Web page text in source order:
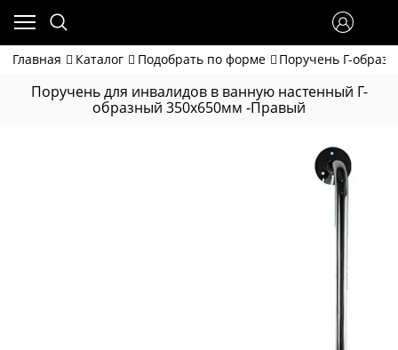
Главная Каталог Подобрать по форме Поручень Г-
Поручень для инвалидов в ванную настенный Г-
образный 350х650мм -Правый